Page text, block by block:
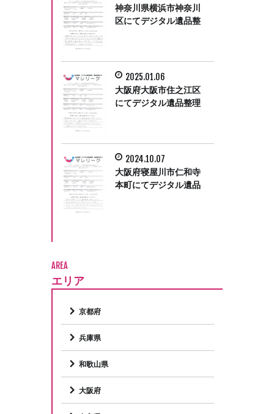
神奈川県横浜市神奈川
区にてデジタル遺品整
2025.01.06
大阪府大阪市住之江区
にてデジタル遺品整理
2024.10.07
大阪府寝屋川市仁和寺
本町にてデジタル遺品
AREA
エリア
京都府
兵庫県
和歌山県
大阪府